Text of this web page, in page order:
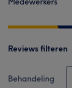
Reviews filteren
Behandeling